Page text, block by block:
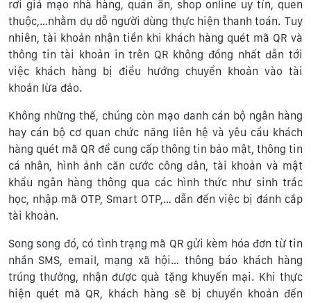
rơi giả mạo nhà hàng, quán ăn, shop online uy tín, quen
thuộc,…nhằm dụ dỗ người dùng thực hiện thanh toán. Tuy
nhiên, tài khoản nhận tiền khi khách hàng quét mã QR và
thông tin tài khoản in trên QR không đồng nhất dẫn tới
việc khách hàng bị điều hướng chuyển khoản vào tài
khoản lừa đảo.
Không những thế, chúng còn mạo danh cán bộ ngân hàng
hay cán bộ cơ quan chức năng liên hệ và yêu cầu khách
hàng quét mã QR để cung cấp thông tin bảo mật, thông tin
cá nhân, hình ảnh căn cước công dân, tài khoản và mật
khẩu ngân hàng thông qua các hình thức như sinh trắc
học, nhập mã OTP, Smart OTP,… dẫn đến việc bị đánh cắp
tài khoản.
Song song đó, có tình trạng mã QR gửi kèm hóa đơn từ tin
nhắn SMS, email, mạng xã hội… thông báo khách hàng
trúng thưởng, nhận được quà tặng khuyến mại. Khi thực
hiện quét mã QR, khách hàng sẽ bị chuyển khoản đến